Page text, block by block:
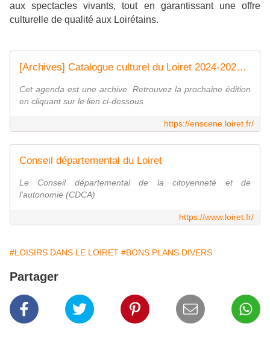
aux spectacles vivants, tout en garantissant une offre
culturelle de qualité aux Loirétains.
[Archives] Catalogue culturel du Loiret 2024-2025 - Cet agenda est une archive. Retrouvez la prochaine édition en cliquant sur le lien ci-dessous
Cet agenda est une archive. Retrouvez la prochaine édition
en cliquant sur le lien ci-dessous
https://enscene.loiret.fr/
Conseil départemental du Loiret
Le Conseil départemental de la citoyenneté et de
l'autonomie (CDCA)
https://www.loiret.fr/
#LOISIRS DANS LE LOIRET #BONS PLANS DIVERS
Partager